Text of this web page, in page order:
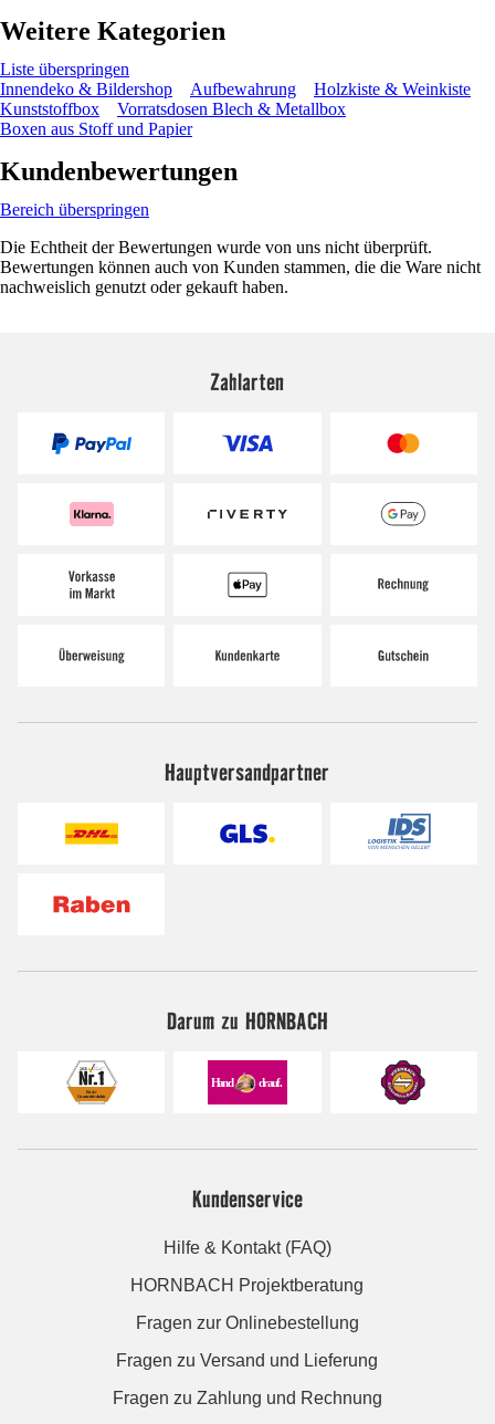
Weitere Kategorien
Liste überspringen
Innendeko & Bildershop
Aufbewahrung
Holzkiste & Weinkiste
Kunststoffbox
Vorratsdosen Blech & Metallbox
Boxen aus Stoff und Papier
Kundenbewertungen
Bereich überspringen
Die Echtheit der Bewertungen wurde von uns nicht überprüft.
Bewertungen können auch von Kunden stammen, die die Ware nicht
nachweislich genutzt oder gekauft haben.
Zahlarten
Hauptversandpartner
Darum zu HORNBACH
Kundenservice
Hilfe & Kontakt (FAQ)
HORNBACH Projektberatung
Fragen zur Onlinebestellung
Fragen zu Versand und Lieferung
Fragen zu Zahlung und Rechnung